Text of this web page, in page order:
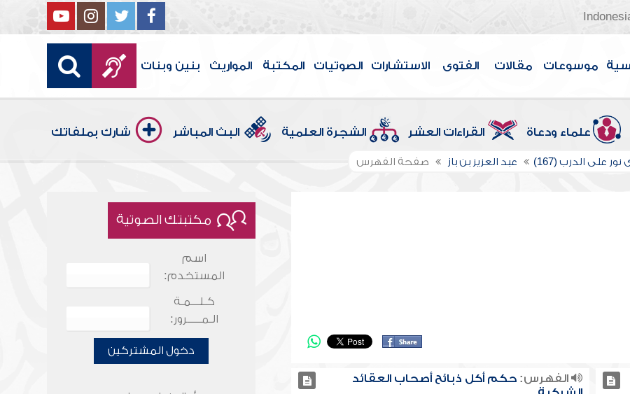
موسوعات مقالات الفتوى الاستشارات الصوتيات المكتبة المواريث بنين وبنات
علماء ودعاة القراءات العشر الشجرة العلمية البث المباشر شارك بملفاتك
نور على الدرب (167) عبد العزيز بن باز صفحة الفهرس
الفهرس: حكم أكل ذبائح أصحاب العقائد
مكتبتك الصوتية
اسم
المستخدم:
كـلـــمـة
الـمـــــرور:
دخول المشتركين